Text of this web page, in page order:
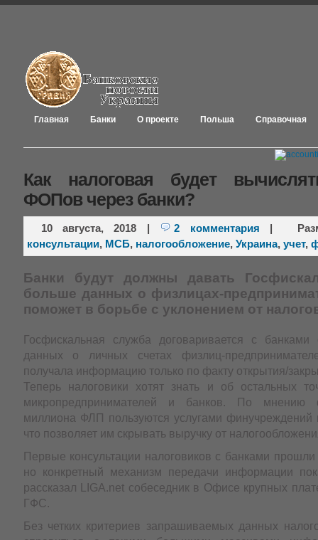
Главная Банки О проекте Польша Справочная
Как налоговая будет
ФОПов через банки?
10 августа, 2018 | 2 комментария |
консультации, МСБ, налогообложение, Украина, учет,
Банки будут должны давать
больше данных о физлицах-
поможет в борьбе с уклонением от
Госфискальная служба договаривается с банками
данных о личных счетах физлиц-
получала информацию только по факту открытия/
Теперь налоговики хотят знать и об остальных
микропредпринимателей и банков. По мнению
миллиона ФЛП пользуются услугами финучреждений
что позволяет им скрывать выручку от
Первые консультации налоговиков с банками прошли
но конкретный механизм передачи информации
рассказал LIGA.net собеседник в Офисе крупных
ГФС.
Без четких критериев запрашиваемых данных